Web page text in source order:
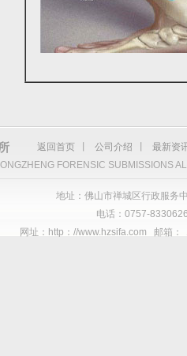
返回首页 公司介绍
最新资
FORENSIC SUBMISSIONS
地址：佛山市禅城区行政服务
电话：0757-
网址：http：//www.hzsifa.com 邮箱：